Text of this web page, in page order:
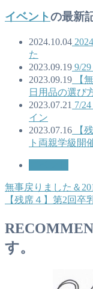
イベントの最新
2024.10.04
た
2023.09.19 9/
2023.09.19 【
日用品の選び
2023.07.21 7/
イン
2023.07.16 【
ト両親学級開
無事戻りました＆
【残席４】第2回
す。